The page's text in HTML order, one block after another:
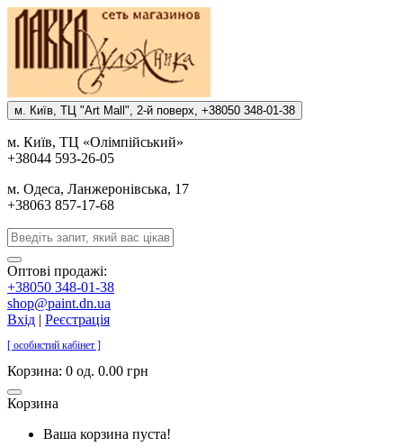
м. Киïв, ТЦ "Art Mall", 2-й поверх, +38050 348-01-38
м. Киïв, ТЦ «Олiмпiйський»
+38044 593-26-05
м. Одеса, Ланжеронiвська, 17
+38063 857-17-68
Оптові продажі:
+38050 348-01-38
shop@paint.dn.ua
Вхід | Реєстрація
[ особистий кабінет ]
Корзина: 0 од. 0.00 грн
Корзина
Ваша корзина пуста!